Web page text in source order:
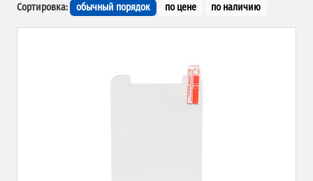
Сортировка: обычный порядок по цене по наличию